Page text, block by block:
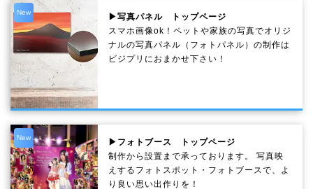
New
▶写真パネル トップページ
スマホ画像ok！ペットや家族の写真でオリジ
ナルの写真パネル（フォトパネル）の制作は
ビジプリにおまかせ下さい！
New
▶フォトブース トップページ
制作から設置まで承っております。 写真映
えするフォトスポット・フォトブースで、よ
り良い思い出作りを！